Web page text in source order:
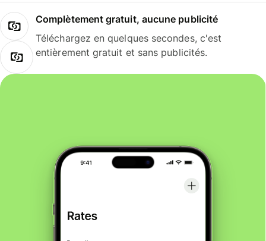
Complètement gratuit, aucune publicité
Téléchargez en quelques secondes, c'est
entièrement gratuit et sans publicités.